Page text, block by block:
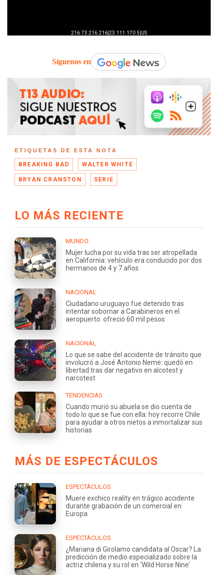
Síguenos en
ETIQUETAS DE ESTA NOTA
BREAKING BAD WALTER WHITE
BRYAN CRANSTON SERIE
LO MÁS RECIENTE
MUNDO
Mujer lucha por su vida tras ser atropellada
en California: vehículo era conducido por dos
hermanos de 4 y 7 años
NACIONAL
Ciudadano uruguayo fue detenido tras
intentar sobornar a Carabineros en el
aeropuerto: ofreció 60 mil pesos
NACIONAL
Lo que se sabe del accidente de tránsito que
involucró a José Antonio Neme: quedó en
libertad tras dar negativo en alcotest y
narcotest
TENDENCIAS
Cuando murió su abuela se dio cuenta de
todo lo que se fue con ella: hoy recorre Chile
para ayudar a otros nietos a inmortalizar sus
historias
MÁS DE ESPECTÁCULOS
ESPECTÁCULOS
Muere exchico reality en trágico accidente
durante grabación de un comercial en
Europa
ESPECTÁCULOS
¿Mariana di Girolamo candidata al Oscar? La
predicción de medio especializado sobre la
actriz chilena y su rol en 'Wild Horse Nine'